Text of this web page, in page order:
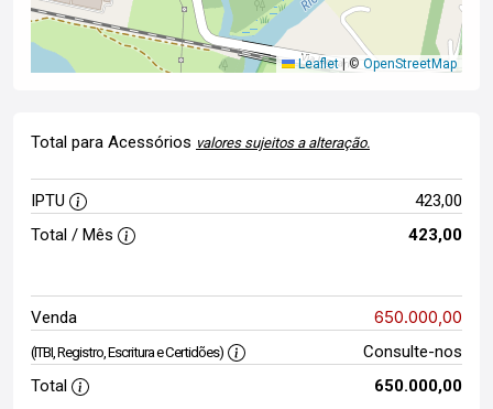
Leaflet |© OpenStreetMap
Total para Acessórios valores sujeitos a alteração.
IPTU
423,00
Total / Mês
423,00
Venda 650.000,00
(ITBI, Registro, Escritura e Certidões)
Consulte-nos
Total
650.000,00